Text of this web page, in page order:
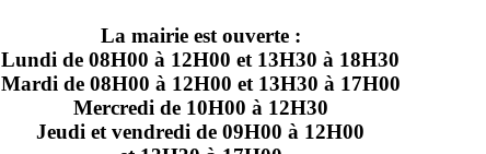
La mairie est ouverte :
Lundi de 08H00 à 12H00 et 13H30 à 18H30
Mardi de 08H00 à 12H00 et 13H30 à 17H00
Mercredi de 10H00 à 12H30
Jeudi et vendredi de 09H00 à 12H00